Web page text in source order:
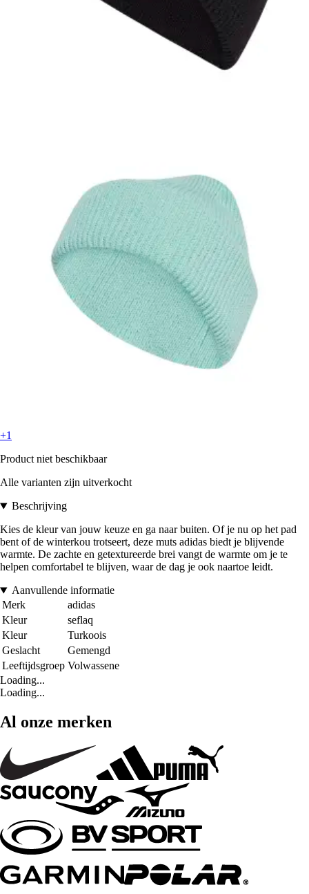
+1
Product niet beschikbaar
Alle varianten zijn uitverkocht
Beschrijving
Kies de kleur van jouw keuze en ga naar buiten. Of je nu op het pad
bent of de winterkou trotseert, deze muts adidas biedt je blijvende
warmte. De zachte en getextureerde brei vangt de warmte om je te
helpen comfortabel te blijven, waar de dag je ook naartoe leidt.
Aanvullende informatie
Merk
adidas
Kleur
seflaq
Kleur
Turkoois
Geslacht
Gemengd
Leeftijdsgroep Volwassene
Loading...
Loading...
Al onze merken